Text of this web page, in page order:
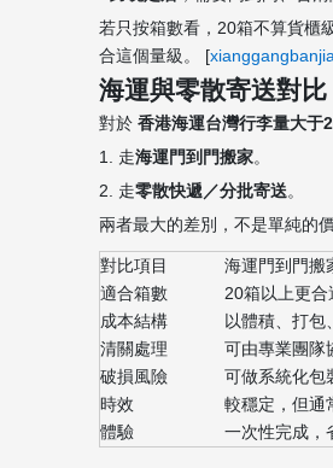
若只按箱數看，20箱不算貨櫃
合這個量級。 [xianggangbanjia
海運與零散寄送對比
對於 香港海運台灣行李量大于
1. 走海運門到門搬家。
2. 走零散快遞／分批寄送。
兩者最大的差別，不是單純的
對比項目 海運門到門搬
適合箱數
20箱以上更合
成本結構
以體積、打包
清關處理
可由專業團隊
破損風險
可做系統化包
時效
較穩定，但通
體驗
一次性完成，